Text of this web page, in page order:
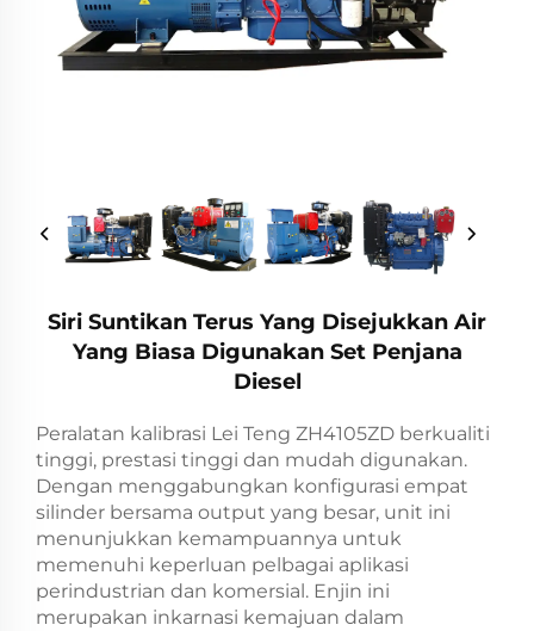
Siri Suntikan Terus Yang Disejukkan Air
Yang Biasa Digunakan Set Penjana
Diesel
Peralatan kalibrasi Lei Teng ZH4105ZD berkualiti
tinggi, prestasi tinggi dan mudah digunakan.
Dengan menggabungkan konfigurasi empat
silinder bersama output yang besar, unit ini
menunjukkan kemampuannya untuk
memenuhi keperluan pelbagai aplikasi
perindustrian dan komersial. Enjin ini
merupakan inkarnasi kemajuan dalam